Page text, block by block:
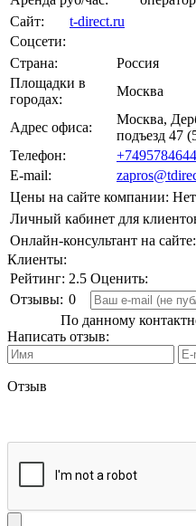
Сайт:
t-direct.ru
Соцсети:
Страна:
Россия
Площадки в
городах:
Москва
Адрес офиса:
Москва,
подъезд 47
Телефон:
E-mail:
Цены на сайте компании: Нет
Личный кабинет для
Онлайн-консультант на сайте:
Клиенты:
Рейтинг: 2.5 Оценить:
Отзывы: 0
По данному
Написать отзыв:
Отзыв